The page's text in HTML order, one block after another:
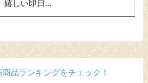
嬉しい即日...
商品ランキングをチェック！